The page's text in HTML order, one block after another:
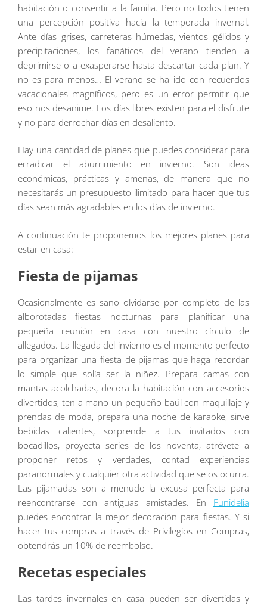
habitación o consentir a la familia. Pero no todos tienen
una percepción positiva hacia la temporada invernal.
Ante días grises, carreteras húmedas, vientos gélidos y
precipitaciones, los fanáticos del verano tienden a
deprimirse o a exasperarse hasta descartar cada plan. Y
no es para menos… El verano se ha ido con recuerdos
vacacionales magníficos, pero es un error permitir que
eso nos desanime. Los días libres existen para el disfrute
y no para derrochar días en desaliento.
Hay una cantidad de planes que puedes considerar para
erradicar el aburrimiento en invierno. Son ideas
económicas, prácticas y amenas, de manera que no
necesitarás un presupuesto ilimitado para hacer que tus
días sean más agradables en los días de invierno.
A continuación te proponemos los mejores planes para
estar en casa:
Fiesta de pijamas
Ocasionalmente es sano olvidarse por completo de las
alborotadas fiestas nocturnas para planificar una
pequeña reunión en casa con nuestro círculo de
allegados. La llegada del invierno es el momento perfecto
para organizar una fiesta de pijamas que haga recordar
lo simple que solía ser la niñez. Prepara camas con
mantas acolchadas, decora la habitación con accesorios
divertidos, ten a mano un pequeño baúl con maquillaje y
prendas de moda, prepara una noche de karaoke, sirve
bebidas calientes, sorprende a tus invitados con
bocadillos, proyecta series de los noventa, atrévete a
proponer retos y verdades, contad experiencias
paranormales y cualquier otra actividad que se os ocurra.
Las pijamadas son a menudo la excusa perfecta para
reencontrarse con antiguas amistades. En Funidelia
puedes encontrar la mejor decoración para fiestas. Y si
hacer tus compras a través de Privilegios en Compras,
obtendrás un 10% de reembolso.
Recetas especiales
Las tardes invernales en casa pueden ser divertidas y